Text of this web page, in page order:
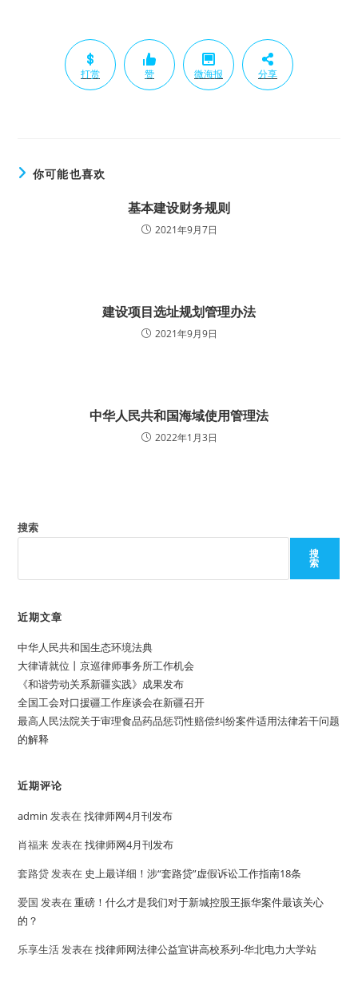
打赏 赞 微海报 分享
你可能也喜欢
基本建设财务规则
2021年9月7日
建设项目选址规划管理办法
2021年9月9日
中华人民共和国海域使用管理法
2022年1月3日
搜索
搜
索
近期文章
中华人民共和国生态环境法典
大律请就位丨京巡律师事务所工作机会
《和谐劳动关系新疆实践》成果发布
全国工会对口援疆工作座谈会在新疆召开
最高人民法院关于审理食品药品惩罚性赔偿纠纷案件适用法律若干问题
的解释
近期评论
admin 发表在找律师网4月刊发布
肖福来 发表在找律师网4月刊发布
套路贷 发表在 史上最详细！涉“套路贷”虚假诉讼工作指南18条
爱国 发表在重磅！什么才是我们对于新城控股王振华案件最该关心
的？
乐享生活 发表在找律师网法律公益宣讲高校系列-华北电力大学站